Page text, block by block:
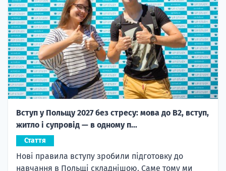
житло і супровід — в одному п...
Нові правила вступу зробили підготовку до
навчання в Польщі складнішою. Саме тому ми